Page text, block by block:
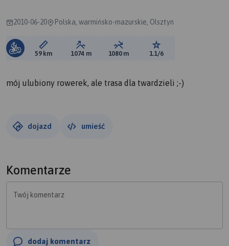
2010-06-20 Polska, warmińsko-mazurskie, Olsztyn
Długość trasy:
59 km Suma przewyższeń:
1074 m Suma spadków:
1080 m Ocena trasy:
1.1/6
mój ulubiony rowerek, ale trasa dla twardzieli ;-)
dojazd umieść
Komentarze
Twój komentarz
dodaj komentarz